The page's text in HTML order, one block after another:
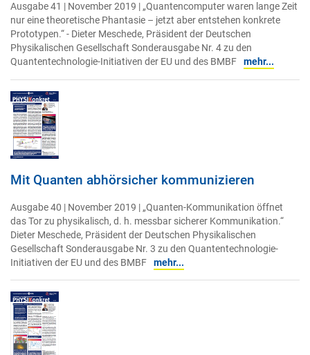
Ausgabe 41 | November 2019 | „Quantencomputer waren lange Zeit
nur eine theoretische Phantasie – jetzt aber entstehen konkrete
Prototypen.“ - Dieter Meschede, Präsident der Deutschen
Physikalischen Gesellschaft Sonderausgabe Nr. 4 zu den
Quantentechnologie-Initiativen der EU und des BMBF mehr...
Mit Quanten abhörsicher kommunizieren
Ausgabe 40 | November 2019 | „Quanten-Kommunikation öffnet
das Tor zu physikalisch, d. h. messbar sicherer Kommunikation.“
Dieter Meschede, Präsident der Deutschen Physikalischen
Gesellschaft Sonderausgabe Nr. 3 zu den Quantentechnologie-
Initiativen der EU und des BMBF mehr...